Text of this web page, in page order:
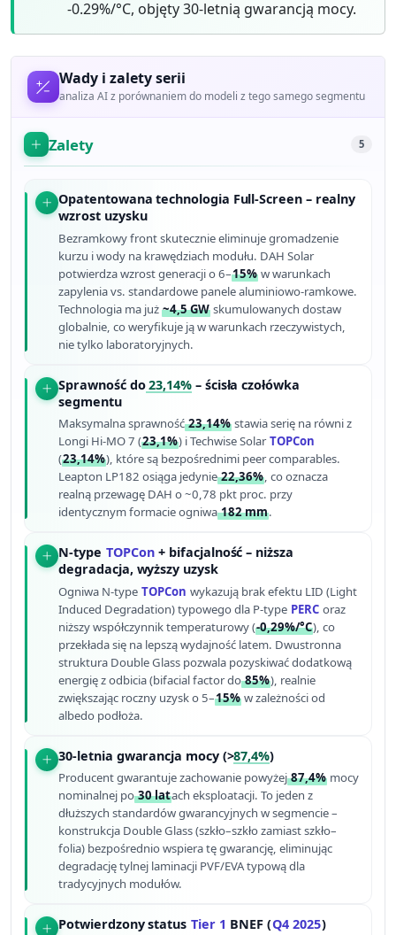
-0.29%/°C, objęty 30-letnią gwarancją mocy.
Wady i zalety serii
analiza AI z porównaniem do modeli z tego samego segmentu
Zalety 5
Opatentowana technologia Full-Screen – realny
wzrost uzysku
Bezramkowy front skutecznie eliminuje gromadzenie
kurzu i wody na krawędziach modułu. DAH Solar
potwierdza wzrost generacji o 6–15% w warunkach
zapylenia vs. standardowe panele aluminiowo-ramkowe.
Technologia ma już~4,5 GW skumulowanych dostaw
globalnie, co weryfikuje ją w warunkach rzeczywistych,
nie tylko laboratoryjnych.
Sprawność do23,14% – ścisła czołówka
segmentu
Maksymalna sprawność23,14% stawia serię na równi z
Longi Hi-MO 7 (23,1%) i Techwise SolarTOPCon
(23,14%), które są bezpośrednimi peer comparables.
Leapton LP182 osiąga jedynie22,36%, co oznacza
realną przewagę DAH o ~0,78 pkt proc. przy
identycznym formacie ogniwa182 mm.
N-type TOPCon + bifacjalność – niższa
degradacja, wyższy uzysk
Ogniwa N-type TOPCon wykazują brak efektu LID (Light
Induced Degradation) typowego dla P-type PERC oraz
niższy współczynnik temperaturowy (-0,29%/°C), co
przekłada się na lepszą wydajność latem. Dwustronna
struktura Double Glass pozwala pozyskiwać dodatkową
energię z odbicia (bifacial factor do85%), realnie
zwiększając roczny uzysk o 5–15% w zależności od
albedo podłoża.
30-letnia gwarancja mocy (>87,4%)
Producent gwarantuje zachowanie powyżej87,4% mocy
nominalnej po30 latach eksploatacji. To jeden z
dłuższych standardów gwarancyjnych w segmencie –
konstrukcja Double Glass (szkło–szkło zamiast szkło–
folia) bezpośrednio wspiera tę gwarancję, eliminując
degradację tylnej laminacji PVF/EVA typową dla
tradycyjnych modułów.
Potwierdzony status Tier 1 BNEF (Q4 2025)